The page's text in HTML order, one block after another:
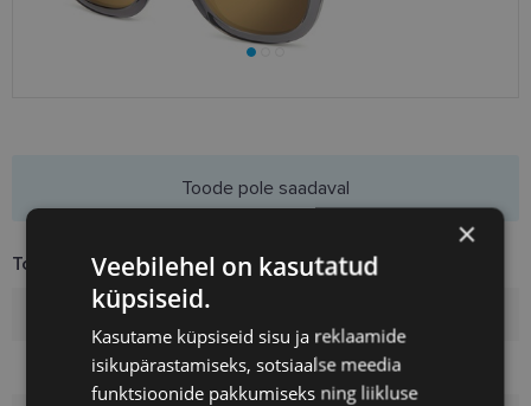
Toote info
Kaubamärk
Raami mõõtmed 51
Toode pole saadaval
×
Veebilehel on kasutatud
küpsiseid.
Kasutame küpsiseid sisu ja reklaamide
isikupärastamiseks, sotsiaalse meedia
funktsioonide pakkumiseks ning liikluse